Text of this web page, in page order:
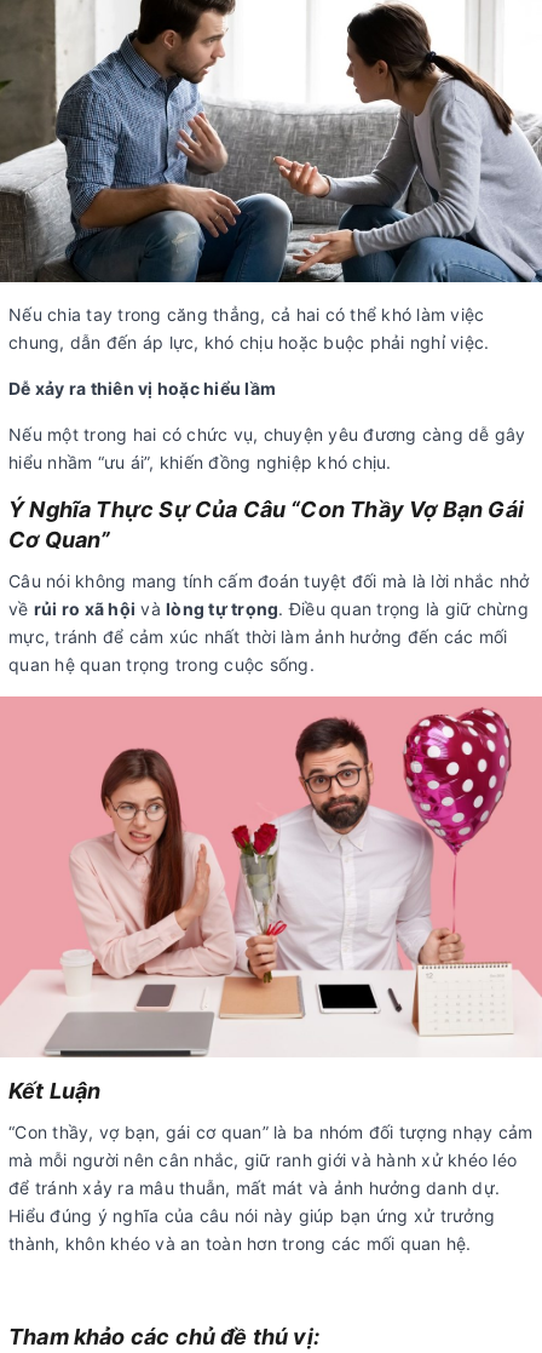
Nếu chia tay trong căng thẳng, cả hai có thể khó làm việc
chung, dẫn đến áp lực, khó chịu hoặc buộc phải nghỉ việc.
Dễ xảy ra thiên vị hoặc hiểu lầm
Nếu một trong hai có chức vụ, chuyện yêu đương càng dễ gây
hiểu nhầm “ưu ái”, khiến đồng nghiệp khó chịu.
Ý Nghĩa Thực Sự Của Câu “Con Thầy Vợ Bạn Gái
Cơ Quan”
Câu nói không mang tính cấm đoán tuyệt đối mà là lời nhắc nhở
về rủi ro xã hội và lòng tự trọng. Điều quan trọng là giữ chừng
mực, tránh để cảm xúc nhất thời làm ảnh hưởng đến các mối
quan hệ quan trọng trong cuộc sống.
Kết Luận
“Con thầy, vợ bạn, gái cơ quan” là ba nhóm đối tượng nhạy cảm
mà mỗi người nên cân nhắc, giữ ranh giới và hành xử khéo léo
để tránh xảy ra mâu thuẫn, mất mát và ảnh hưởng danh dự.
Hiểu đúng ý nghĩa của câu nói này giúp bạn ứng xử trưởng
thành, khôn khéo và an toàn hơn trong các mối quan hệ.
Tham khảo các chủ đề thú vị: